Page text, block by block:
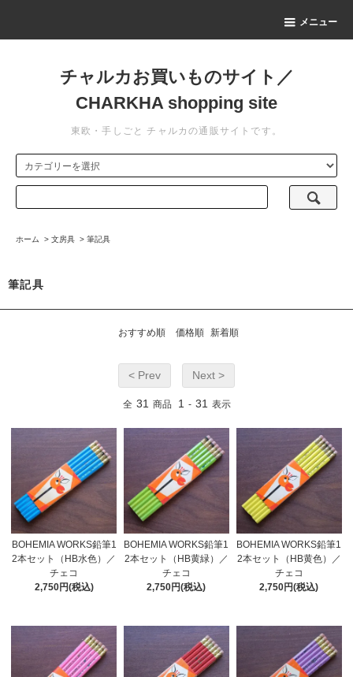
メニュー
チャルカお買いものサイト／
CHARKHA shopping site
東欧・手しごと チャルカの通販サイトです。
ホーム > 文房具 > 筆記具
筆記具
おすすめ順 価格順 新着順
< Prev Next >
全 31 商品 1 - 31 表示
BOHEMIA WORKS鉛筆1
2本セット（HB水色）／
チェコ
2,750円(税込)
BOHEMIA WORKS鉛筆1
2本セット（HB黄緑）／
チェコ
2,750円(税込)
BOHEMIA WORKS鉛筆1
2本セット（HB黄色）／
チェコ
2,750円(税込)